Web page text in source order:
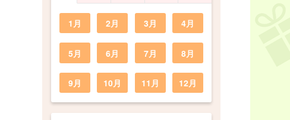
1月 2月 3月 4月
5月 6月 7月 8月
9月 10月 11月 12月